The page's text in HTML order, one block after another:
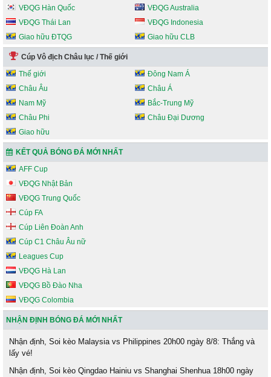
VĐQG Hàn Quốc
VĐQG Australia
VĐQG Thái Lan
VĐQG Indonesia
Giao hữu ĐTQG
Giao hữu CLB
Cúp Vô địch Châu lục / Thế giới
Thế giới
Đông Nam Á
Châu Âu
Châu Á
Nam Mỹ
Bắc-Trung Mỹ
Châu Phi
Châu Đại Dương
Giao hữu
KẾT QUẢ BÓNG ĐÁ MỚI NHẤT
AFF Cup
VĐQG Nhật Bản
VĐQG Trung Quốc
Cúp FA
Cúp Liên Đoàn Anh
Cúp C1 Châu Âu nữ
Leagues Cup
VĐQG Hà Lan
VĐQG Bồ Đào Nha
VĐQG Colombia
NHẬN ĐỊNH BÓNG ĐÁ MỚI NHẤT
Nhận định, Soi kèo Malaysia vs Philippines 20h00 ngày 8/8: Thắng và
lấy vé!
Nhận định, Soi kèo Qingdao Hainiu vs Shanghai Shenhua 18h00 ngày